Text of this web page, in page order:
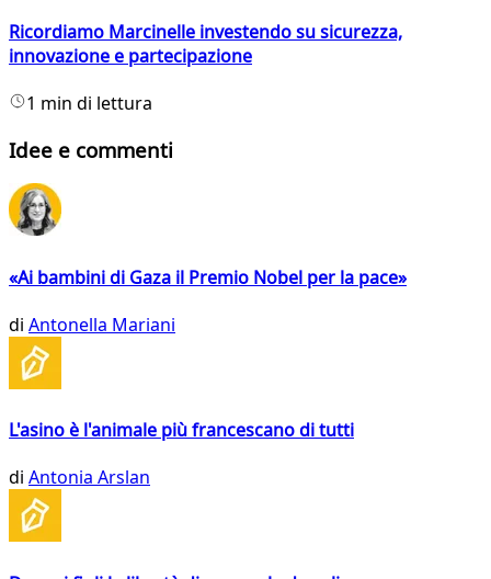
Ricordiamo Marcinelle investendo su sicurezza,
innovazione e partecipazione
1 min di lettura
Idee e commenti
«Ai bambini di Gaza il Premio Nobel per la pace»
di Antonella Mariani
L'asino è l'animale più francescano di tutti
di Antonia Arslan